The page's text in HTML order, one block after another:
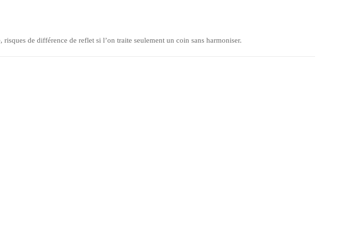
de différence de reflet si l’on traite seulement un coin sans harmoniser.